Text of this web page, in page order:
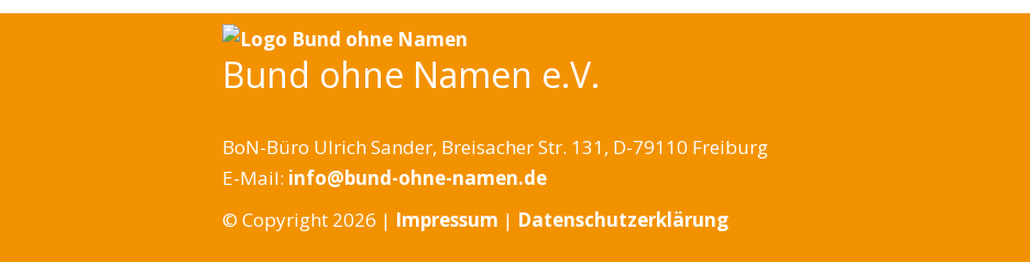
Bund ohne Namen e.V.
BoN-Büro Ulrich Sander, Breisacher Str. 131, D-79110 Freiburg
E-Mail: info@bund-ohne-namen.de
© Copyright 2026 | Impressum | Datenschutzerklärung